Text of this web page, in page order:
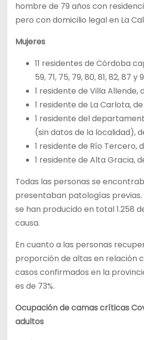
hombre de 79 años con
pero con domicilio legal en La
Mujeres
11 residentes de Córdoba
59, 71, 75, 79, 80, 81, 82, 87 y
1 residente de Villa Allende,
1 residente de La Carlota,
1 residente del
(sin datos de la localidad),
1 residente de Río Tercero,
1 residente de Alta Gracia,
Todas las personas se
presentaban patologías previas.
se han producido en total 1.258
causa.
En cuanto a las personas
proporción de altas en relación
casos confirmados en la
es de 73%.
Ocupación de camas críticas
adultos